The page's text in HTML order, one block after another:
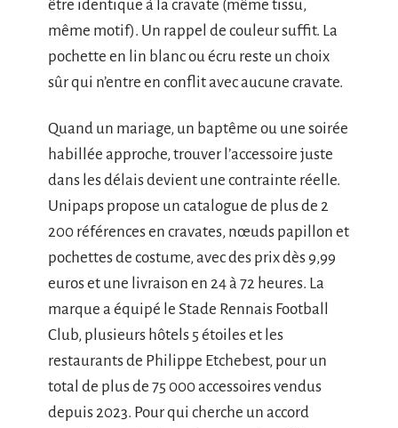
être identique à la cravate (même tissu,
même motif). Un rappel de couleur suffit. La
pochette en lin blanc ou écru reste un choix
sûr qui n’entre en conflit avec aucune cravate.
Quand un mariage, un baptême ou une soirée
habillée approche, trouver l’accessoire juste
dans les délais devient une contrainte réelle.
Unipaps propose un catalogue de plus de 2
200 références en cravates, nœuds papillon et
pochettes de costume, avec des prix dès 9,99
euros et une livraison en 24 à 72 heures. La
marque a équipé le Stade Rennais Football
Club, plusieurs hôtels 5 étoiles et les
restaurants de Philippe Etchebest, pour un
total de plus de 75 000 accessoires vendus
depuis 2023. Pour qui cherche un accord